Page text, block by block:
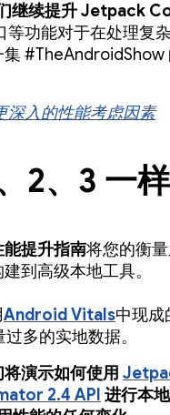
继续提升 Jetpack
等功能对于在处理复
#TheAndroidShow
深入的性能考虑因素
2、3 一
能提升指南将您的衡
到高级本地工具。
Android Vitals中现成
多的实地数据。
演示如何使用
2.4 API 进行本